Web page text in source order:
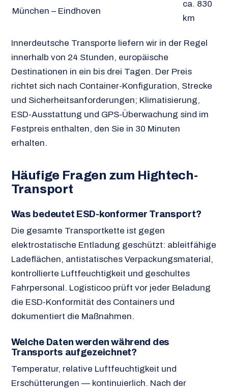
München – Eindhoven
ca. 830
km
Innerdeutsche Transporte liefern wir in der Regel
innerhalb von 24 Stunden, europäische
Destinationen in ein bis drei Tagen. Der Preis
richtet sich nach Container-Konfiguration, Strecke
und Sicherheitsanforderungen; Klimatisierung,
ESD-Ausstattung und GPS-Überwachung sind im
Festpreis enthalten, den Sie in 30 Minuten
erhalten.
Häufige Fragen zum Hightech-
Transport
Was bedeutet ESD-konformer Transport?
Die gesamte Transportkette ist gegen
elektrostatische Entladung geschützt: ableitfähige
Ladeflächen, antistatisches Verpackungsmaterial,
kontrollierte Luftfeuchtigkeit und geschultes
Fahrpersonal. Logisticoo prüft vor jeder Beladung
die ESD-Konformität des Containers und
dokumentiert die Maßnahmen.
Welche Daten werden während des
Transports aufgezeichnet?
Temperatur, relative Luftfeuchtigkeit und
Erschütterungen — kontinuierlich. Nach der